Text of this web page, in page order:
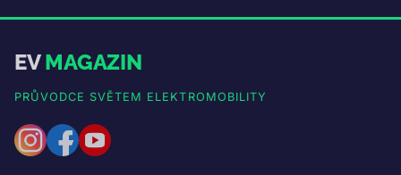
EVMAGAZIN
PRŮVODCE SVĚTEM ELEKTROMOBILITY